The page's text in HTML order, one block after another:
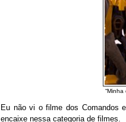
Eu não vi o filme dos Comandos
encaixe nessa categoria de filmes.